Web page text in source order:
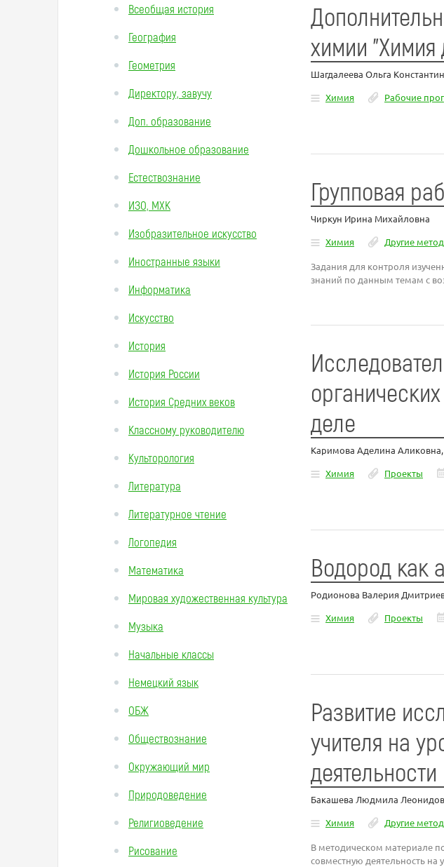
Всеобщая история
География
Геометрия
Директору, завучу
Доп. образование
Дошкольное образование
Естествознание
ИЗО, МХК
Изобразительное искусство
Иностранные языки
Информатика
Искусство
История
История России
История Средних веков
Классному руководителю
Культорология
Литература
Литературное чтение
Логопедия
Математика
Мировая художественная культура
Музыка
Начальные классы
Немецкий язык
ОБЖ
Обществознание
Окружающий мир
Природоведение
Религиоведение
Рисование
химии
Шагдалеева Ольга
Химия
Рабочие
Групповая
Чиркун Ирина Михайловна
Химия
Другие
Задания для контроля
знаний по данным темам с
деле
Каримова Аделина Аликовна,
Химия
Проекты
Водород как
Родионова Валерия
Химия
Проекты
Развитие
учителя на
деятельности
Бакашева Людмила
Химия
Другие
В методическом материале
совместную деятельность